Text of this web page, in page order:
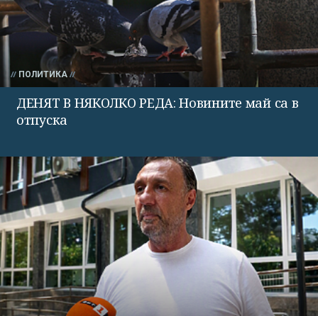
ПОЛИТИКА
ДЕНЯТ В НЯКОЛКО РЕДА: Новините май са в
отпуска